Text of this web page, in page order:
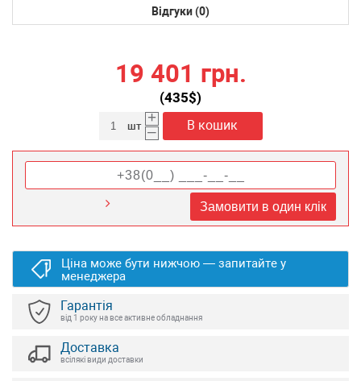
Відгуки (0)
19 401 грн.
(435$)
+
–
В кошик
шт
Замовити в один клік
Ціна може бути нижчою — запитайте у
менеджера
Гарантія
від 1 року на все активне обладнання
Доставка
всілякі види доставки